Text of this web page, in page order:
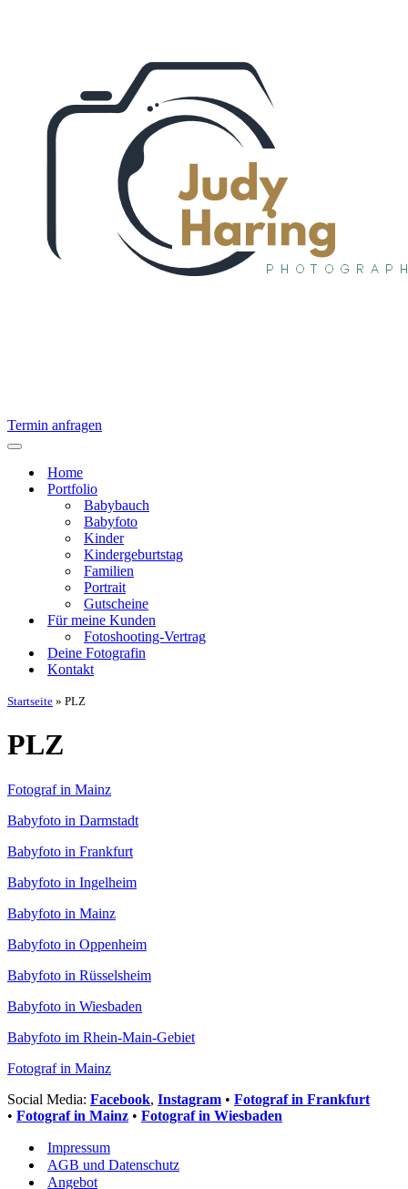
Termin anfragen
Navigationsmenü
Home
Portfolio
Babybauch
Babyfoto
Kinder
Kindergeburtstag
Familien
Portrait
Gutscheine
Für meine Kunden
Fotoshooting-Vertrag
Deine Fotografin
Kontakt
Startseite » PLZ
PLZ
Fotograf in Mainz
Babyfoto in Darmstadt
Babyfoto in Frankfurt
Babyfoto in Ingelheim
Babyfoto in Mainz
Babyfoto in Oppenheim
Babyfoto in Rüsselsheim
Babyfoto in Wiesbaden
Babyfoto im Rhein-Main-Gebiet
Fotograf in Mainz
Social Media: Facebook, Instagram • Fotograf in Frankfurt
• Fotograf in Mainz • Fotograf in Wiesbaden
Impressum
AGB und Datenschutz
Angebot